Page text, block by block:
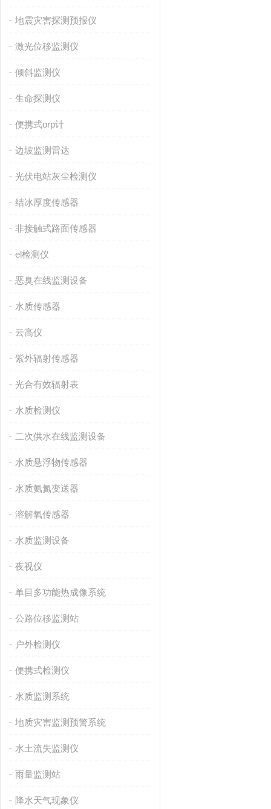
地震灾害探测预报仪
激光位移监测仪
倾斜监测仪
生命探测仪
便携式orp计
边坡监测雷达
光伏电站灰尘检测仪
结冰厚度传感器
非接触式路面传感器
el检测仪
恶臭在线监测设备
水质传感器
云高仪
紫外辐射传感器
光合有效辐射表
水质检测仪
二次供水在线监测设备
水质悬浮物传感器
水质氨氮变送器
溶解氧传感器
水质监测设备
夜视仪
单目多功能热成像系统
公路位移监测站
户外检测仪
便携式检测仪
水质监测系统
地质灾害监测预警系统
水土流失监测仪
雨量监测站
降水天气现象仪